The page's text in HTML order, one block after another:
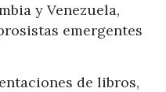
y Venezuela,
emergentes
de libros,